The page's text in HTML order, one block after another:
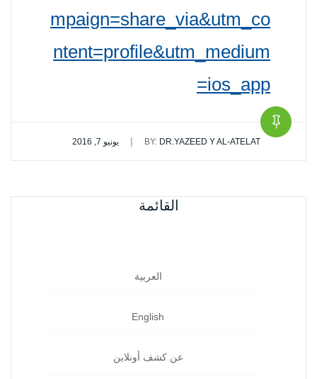
mpaign=share_via&utm_co
ntent=profile&utm_medium
=ios_app
BY: DR.YAZEED Y AL-ATELAT
| يونيو 7, 2016
القائمة
العربية
English
عن كشف أونلاين